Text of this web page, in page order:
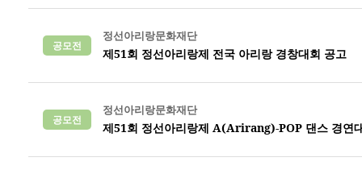
공모전
정선아리랑문화재단
제51회 정선아리랑제 전국 아리랑 경창대회 공고
공모전
정선아리랑문화재단
제51회 정선아리랑제 A(Arirang)-POP 댄스 경연